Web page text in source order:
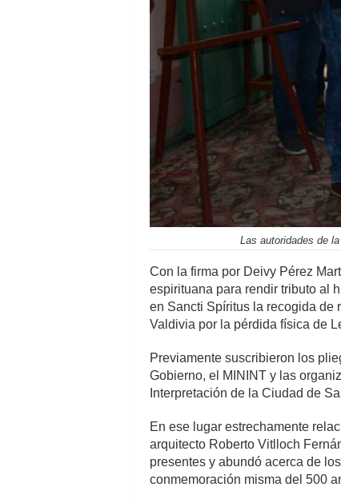
Las autoridades de
Con la firma por Deivy Pérez
espirituana para rendir tributo al
en Sancti Spíritus la recogida de
Valdivia por la pérdida física de
Previamente suscribieron los
Gobierno, el MININT y las
Interpretación de la Ciudad de
En ese lugar estrechamente
arquitecto Roberto Vitlloch
presentes y abundó acerca de
conmemoración misma del 500